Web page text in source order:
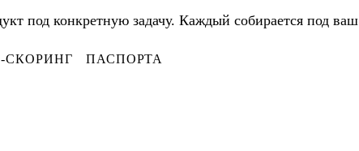
под конкретную задачу. Каждый собирается под
СКОРИНГ ПАСПОРТА